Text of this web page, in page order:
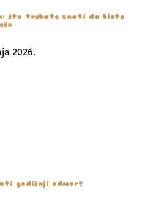
što trebate znati da biste
2026.
godišnji odmor?